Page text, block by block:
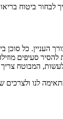
כל
סעיפים